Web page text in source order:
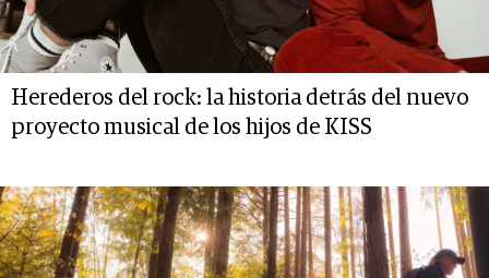
Herederos del rock: la historia detrás del nuevo
proyecto musical de los hijos de KISS